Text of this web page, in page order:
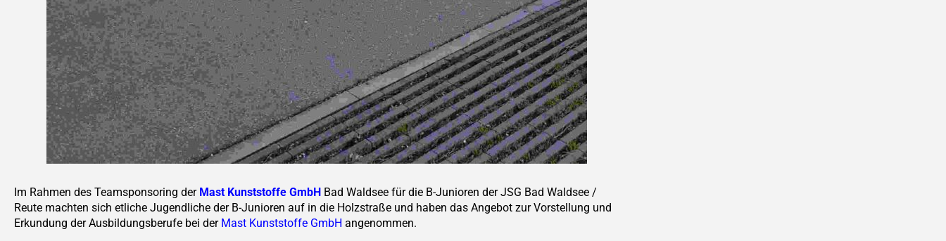
Im Rahmen des Teamsponsoring der Mast Kunststoffe GmbH Bad Waldsee für die B-Junioren der JSG Bad Waldsee /
Reute machten sich etliche Jugendliche der B-Junioren auf in die Holzstraße und haben das Angebot zur Vorstellung und
Erkundung der Ausbildungsberufe bei der Mast Kunststoffe GmbH angenommen.